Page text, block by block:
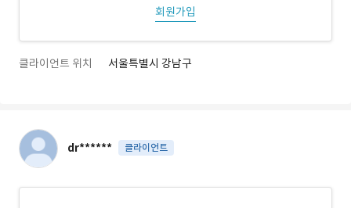
회원가입
클라이언트 위치 서울특별시 강남구
dr****** 클라이언트